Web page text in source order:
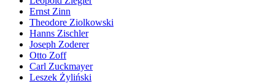
Ernst Zinn
Theodore Ziolkowski
Hanns Zischler
Joseph Zoderer
Otto Zoff
Carl Zuckmayer
Leszek Żyliński